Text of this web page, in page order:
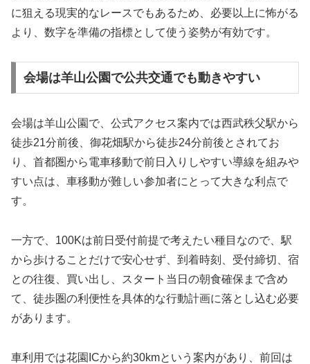
に狙える現実的なレースでもあるため、必要以上に怖がる
より、数字を準備の指標として使う姿勢が有効です。
会場は羊山公園で公共交通でも動きやすい
会場は羊山公園で、公式アクセス案内では西武秩父駅から
徒歩21分前後、御花畑駅から徒歩24分前後とされてお
り、首都圏から電車移動で前日入りしやすい導線を組みや
すい点は、車移動が難しい参加者にとって大きな利点で
す。
一方で、100Kは前日受付前提で考えたい種目なので、駅
から歩けることだけで安心せず、到着時刻、受付締切、宿
との往復、買い出し、スタート当日の朝食確保まで含め
て、徒歩圏の利便性を具体的な行動計画に落とし込む必要
があります。
車利用では花園ICから約30kmという案内があり、前回は